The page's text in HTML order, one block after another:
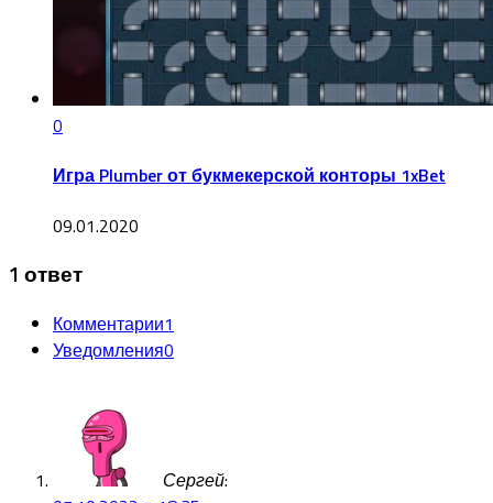
0
Игра Plumber от букмекерской конторы 1xBet
09.01.2020
1 ответ
Комментарии1
Уведомления0
Сергей: